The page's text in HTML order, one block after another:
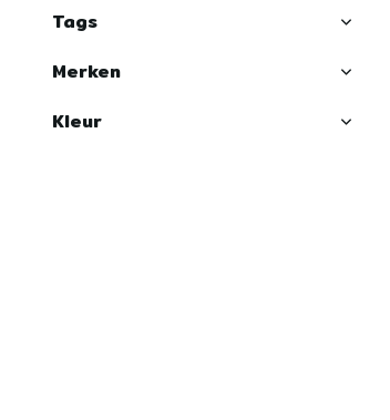
Tags
Merken
Kleur